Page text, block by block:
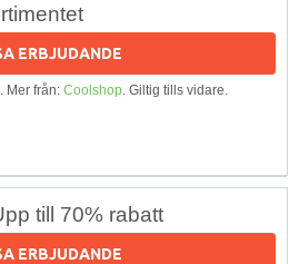
ERBJUDANDE
Mer från: Coolshop. Giltig tills vidare.
till 70% rabatt
ERBJUDANDE